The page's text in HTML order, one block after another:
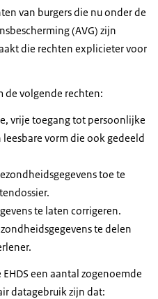
van burgers die nu onder de
(AVG) zijn
die rechten explicieter voor
de volgende rechten:
vrije toegang tot persoonlijke
vorm die ook gedeeld
toe te
te laten corrigeren.
te delen
een aantal zogenoemde
datagebruik zijn dat: